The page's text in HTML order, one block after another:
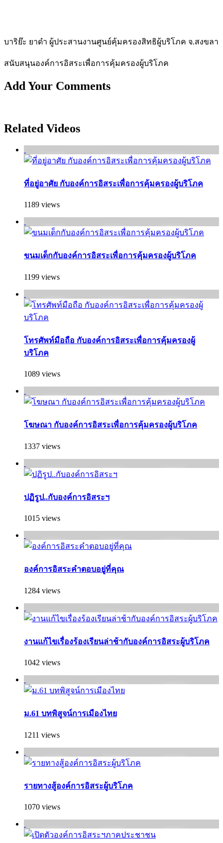
บาริย๊ะ ยาดำ ผู้ประสานงานศูนย์คุ้มครองสิทธิผู้บริโภค จ.สงขลา
สนับสนุนองค์การอิสระเพื่อการคุ้มครองผู้บ­ริโภค
Add Your Comments
Related Videos
ที่อยู่อาศัย กับองค์การอิสระเพื่อการคุ้มครองผู้บริโภค
1189 views
ขนมเด็กกับองค์การอิสระเพื่อการคุ้มครองผู้บริโภค
1199 views
โทรศัพท์มือถือ กับองค์การอิสระเพื่อการคุ้มครองผู้
บริโภค
1089 views
โฆษณา กับองค์การอิสระเพื่อการคุ้มครองผู้บริโภค
1337 views
ปฏิรูป..กับองค์การอิสระฯ
1015 views
องค์การอิสระคำตอบอยู่ที่คุณ
1284 views
งานแก้ไขเรื่องร้องเรียนล่าช้ากับองค์การอิสระผู้บริโภค
1042 views
ม.61 บทพิสูจน์การเมืองไทย
1211 views
รายทางสู้องค์การอิสระผู้บริโภค
1070 views